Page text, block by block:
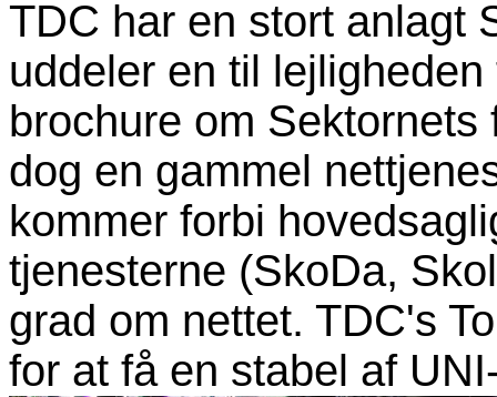
TDC har en stort anlagt
uddeler en til
brochure om
dog en gammel
kommer forbi
tjenesterne (SkoDa,
grad om nettet. TDC's
for at få en stabel af